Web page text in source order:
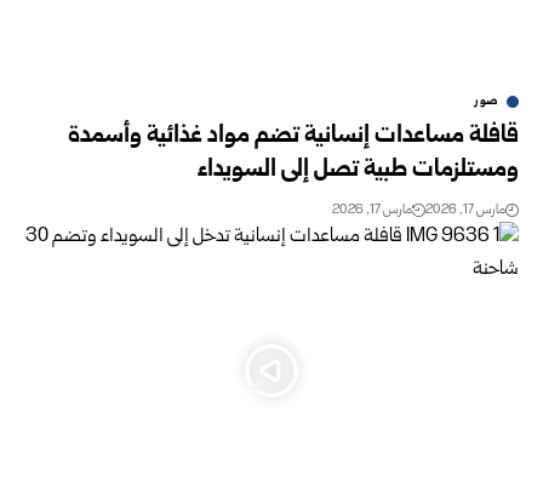
صور
قافلة مساعدات إنسانية تضم مواد غذائية وأسمدة
ومستلزمات طبية تصل إلى السويداء
مارس 17, 2026 مارس 17, 2026